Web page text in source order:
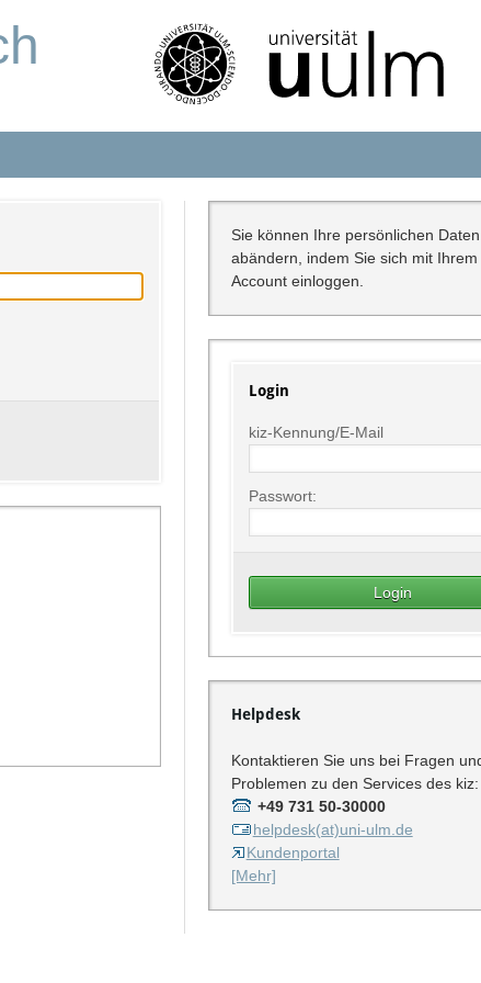
Sie können Ihre persönlichen Daten
abändern, indem Sie sich mit Ihrem
Account einloggen.
Login
kiz-Kennung/E-Mail
Passwort:
Helpdesk
Kontaktieren Sie uns bei Fragen
Problemen zu den Services des kiz:
+49 731 50-30000
helpdesk(at)uni-ulm.de
Kundenportal
[Mehr]